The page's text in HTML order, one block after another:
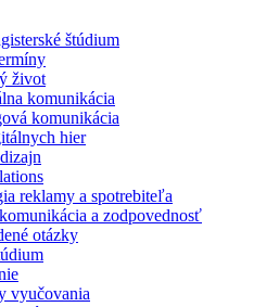
štúdium
život
komunikácia
komunikácia
hier
reklamy a spotrebiteľa
a zodpovednosť
otázky
vyučovania